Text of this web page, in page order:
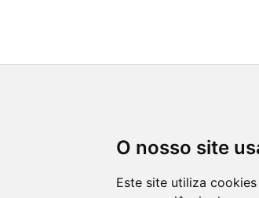
O nosso site
Este site utiliza